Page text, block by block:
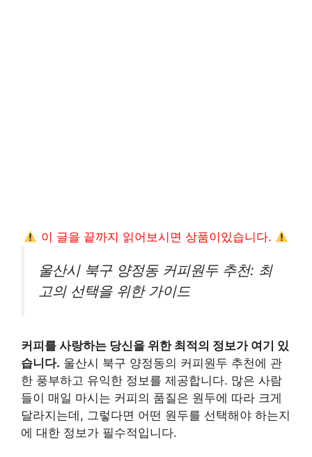
이 글을 끝까지 읽어보시면 상품이있습니다.
울산시 북구 양정동 커피원두 추천: 최
고의 선택을 위한 가이드
커피를 사랑하는 당신을 위한 최적의 정보가 여기 있
습니다. 울산시 북구 양정동의 커피원두 추천에 관
한 풍부하고 유익한 정보를 제공합니다. 많은 사람
들이 매일 마시는 커피의 품질은 원두에 따라 크게
달라지는데, 그렇다면 어떤 원두를 선택해야 하는지
에 대한 정보가 필수적입니다.